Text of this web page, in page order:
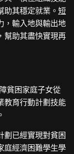
助其穩定就業。短
，輸入地與輸出地
幫助其盡快實現再
貧困家庭子女從
教育行動計劃技能
劃已經實現對貧困
庭經濟困難學生學